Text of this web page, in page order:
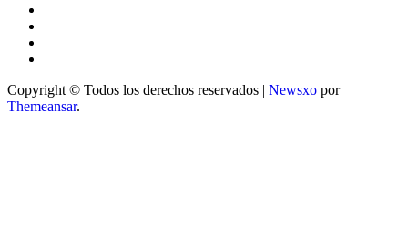
Copyright © Todos los derechos reservados | Newsxo por
Themeansar.